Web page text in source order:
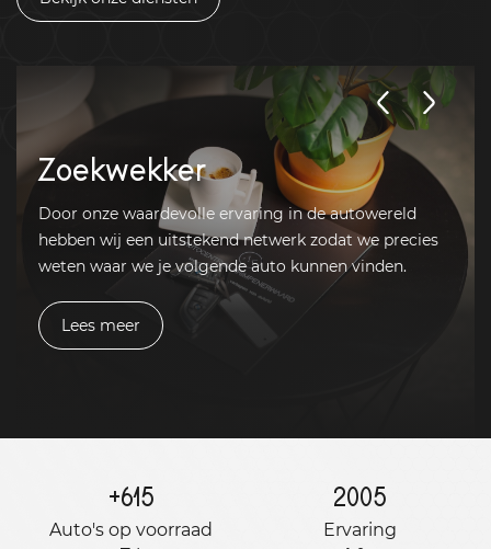
Zoekwekker
Door onze waardevolle ervaring in de autowereld
hebben wij een uitstekend netwerk zodat we precies
weten waar we je volgende auto kunnen vinden.
Lees meer
+615
Auto's op voorraad
2005
Ervaring